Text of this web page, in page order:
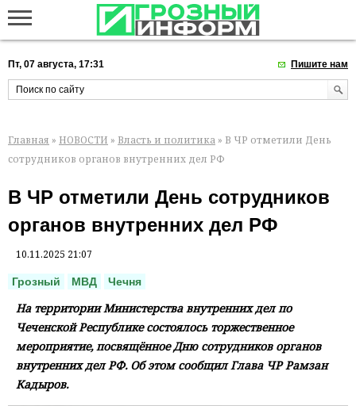
Пт, 07 августа, 17:31 Пишите нам
Главная » НОВОСТИ » Власть и политика » В ЧР отметили День
сотрудников органов внутренних дел РФ
В ЧР отметили День сотрудников
органов внутренних дел РФ
10.11.2025 21:07
Грозный МВД Чечня
На территории Министерства внутренних дел по
Чеченской Республике состоялось торжественное
мероприятие, посвящённое Дню сотрудников органов
внутренних дел РФ. Об этом сообщил Глава ЧР Рамзан
Кадыров.